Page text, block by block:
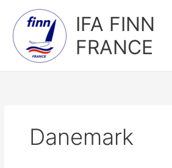
contenu
IFA FINN
FRANCE
Danemark